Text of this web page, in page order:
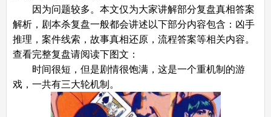
因为问题较多。本文仅为大家讲解部分复盘真相答案
解析，剧本杀复盘一般都会讲述以下部分内容包含：凶手
推理，案件线索，故事真相还原，流程答案等相关内容。
查看完整复盘请阅读下图文：
时间很短，但是剧情很饱满，这是一个重机制的游
戏，一共有三大轮机制。